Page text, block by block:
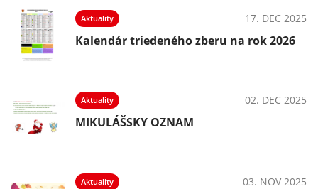
Aktuality 17. DEC 2025
Kalendár triedeného zberu na rok 2026
Aktuality 02. DEC 2025
MIKULÁŠSKY OZNAM
Aktuality 03. NOV 2025